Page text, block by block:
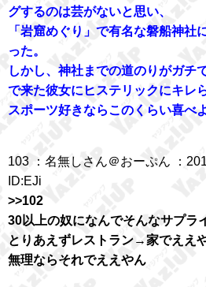
グするのは芸がないと思い、
「岩窟めぐり」で有名な磐船神社
った。
しかし、神社までの道のりがガチ
で来た彼女にヒステリックにキレ
スポーツ好きならこのくらい喜べよ
103 ：名無しさん＠おーぷん ：
ID:EJi
>>102
30以上の奴になんでそんなサプラ
とりあえずレストラン→家でええ
無理ならそれでええやん